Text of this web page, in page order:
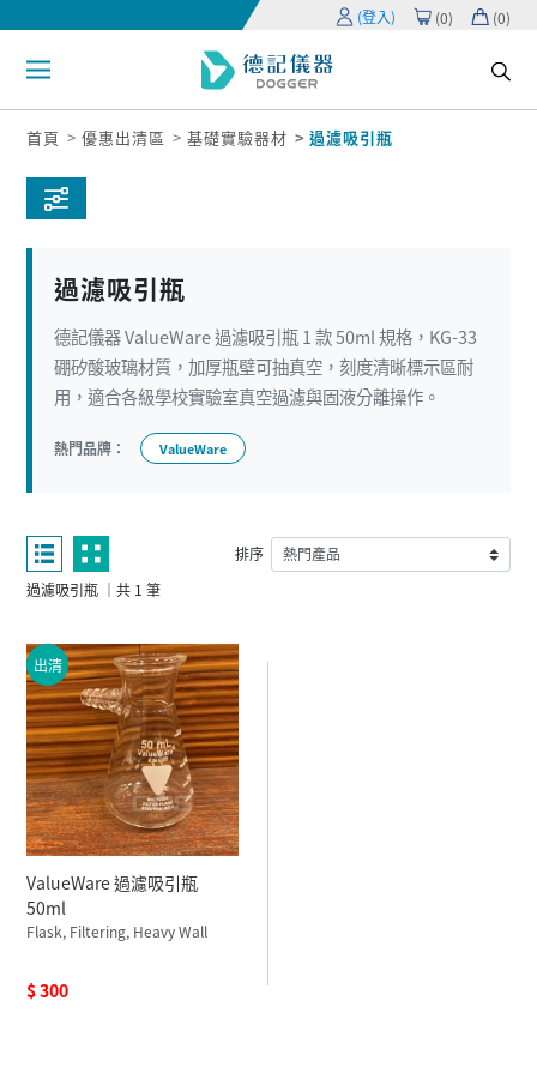
(登入) (0) (0)
首頁 優惠出清區 基礎實驗器材 過濾吸引瓶
過濾吸引瓶
德記儀器 ValueWare 過濾吸引瓶 1 款 50ml 規格，KG-33
硼矽酸玻璃材質，加厚瓶壁可抽真空，刻度清晰標示區耐
用，適合各級學校實驗室真空過濾與固液分離操作。
熱門品牌： ValueWare
過濾吸引瓶 ｜共 1 筆
排序
出清
ValueWare 過濾吸引瓶
50ml
Flask, Filtering, Heavy Wall
$ 300